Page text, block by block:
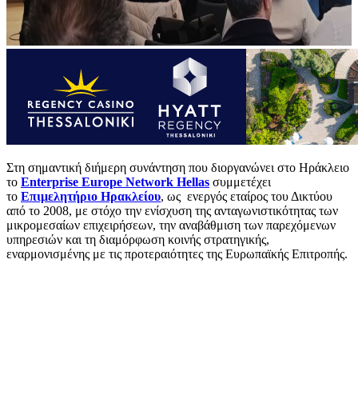
Στη σημαντική διήμερη συνάντηση που διοργανώνει στο Ηράκλειο
το Enterprise Europe Network Hellas συμμετέχει
το Επιμελητήριο Ηρακλείου, ως ενεργός εταίρος του Δικτύου
από το 2008, με στόχο την ενίσχυση της ανταγωνιστικότητας των
μικρομεσαίων επιχειρήσεων, την αναβάθμιση των παρεχόμενων
υπηρεσιών και τη διαμόρφωση κοινής στρατηγικής,
εναρμονισμένης με τις προτεραιότητες της Ευρωπαϊκής Επιτροπής.